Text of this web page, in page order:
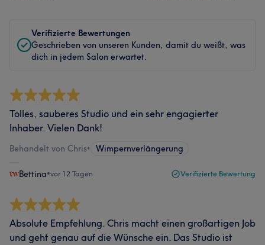
Verifizierte Bewertungen
Geschrieben von unseren Kunden, damit du weißt, was
dich in jedem Salon erwartet.
Tolles, sauberes Studio und ein sehr engagierter
Inhaber. Vielen Dank!
Behandelt von Chris• Wimpernverlängerung
Bettina•vor 12 Tagen Verifizierte Bewertung
Absolute Empfehlung. Chris macht einen großartigen Job
und geht genau auf die Wünsche ein. Das Studio ist